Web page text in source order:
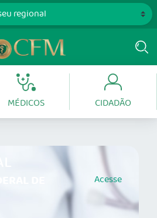
MÉDICOS CIDADÃO
DE Acesse